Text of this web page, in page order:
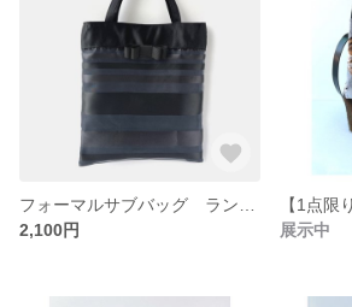
2,100円
展示中